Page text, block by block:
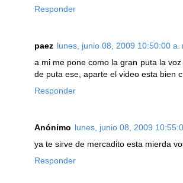
Responder
paez lunes, junio 08, 2009 10:50:00 a.
a mi me pone como la gran puta la
de puta ese, aparte el video esta bien
Responder
Anónimo lunes, junio 08, 2009
ya te sirve de mercadito esta mierda
Responder